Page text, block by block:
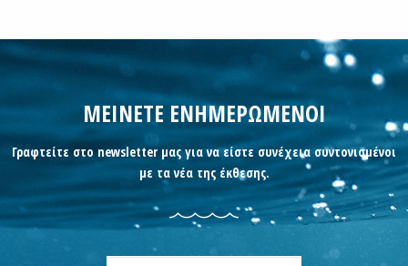
ΜΕΙΝΕΤΕ ΕΝΗΜΕΡΩΜΕΝΟΙ
Γραφτείτε στο newsletter μας για να είστε συνέχεια συντονισμένοι
με τα νέα της έκθεσης.